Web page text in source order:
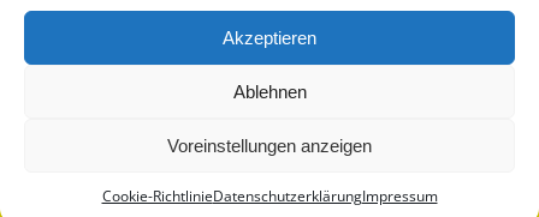
Akzeptieren
Ablehnen
Voreinstellungen anzeigen
Cookie-RichtlinieDatenschutzerklärungImpressum
Impressum Datenschutz